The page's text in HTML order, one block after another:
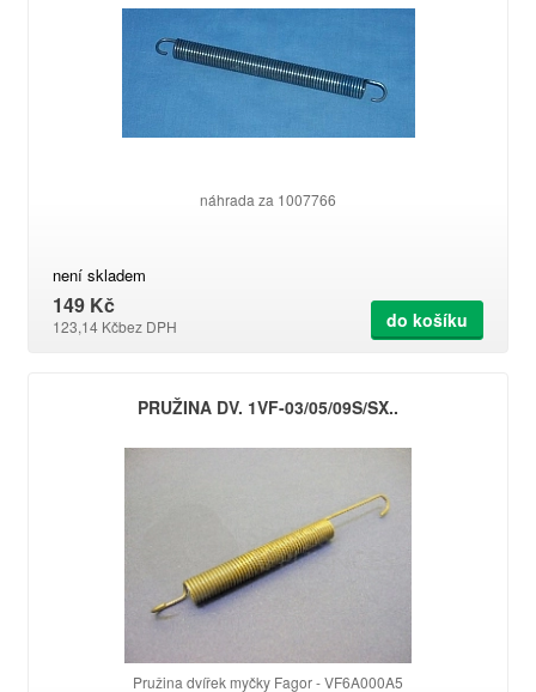
náhrada za 1007766
není skladem
149 Kč
123,14 Kčbez DPH do košíku
PRUŽINA DV. 1VF-03/05/09S/SX..
Pružina dvířek myčky Fagor - VF6A000A5